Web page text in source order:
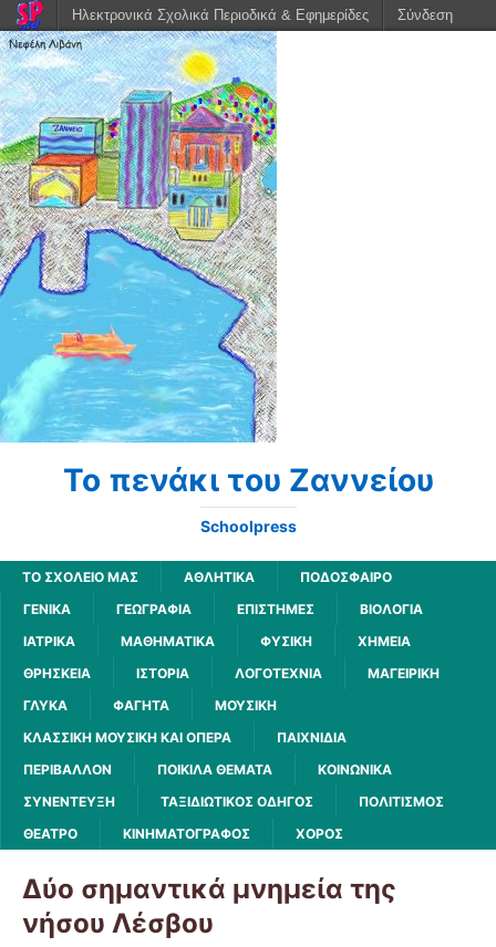
Το πενάκι του Ζαννείου
Schoolpress
ΤΟ ΣΧΟΛΕΙΟ ΜΑΣ ΑΘΛΗΤΙΚΆ
ΠΟΔΌΣΦΑΙΡΟ
ΓΕΝΙΚΆ
ΓΕΩΓΡΑΦΊΑ ΕΠΙΣΤΉΜΕΣ
ΒΙΟΛΟΓΊΑ
ΙΑΤΡΙΚΆ
ΜΑΘΗΜΑΤΙΚΆ ΦΥΣΙΚΉ
ΧΗΜΕΊΑ
ΘΡΗΣΚΕΊΑ
ΙΣΤΟΡΊΑ ΛΟΓΟΤΕΧΝΊΑ
ΜΑΓΕΙΡΙΚΉ
ΓΛΥΚΆ
ΦΑΓΗΤΆ
ΜΟΥΣΙΚΉ
ΚΛΑΣΣΙΚΉ ΜΟΥΣΙΚΉ ΚΑΙ ΌΠΕΡΑ
ΠΑΙΧΝΊΔΙΑ
ΠΕΡΙΒΆΛΛΟΝ
ΠΟΙΚΊΛΑ ΘΈΜΑΤΑ
ΚΟΙΝΩΝΙΚΆ
ΣΥΝΈΝΤΕΥΞΗ
ΤΑΞΙΔΙΩΤΙΚΌΣ ΟΔΗΓΌΣ
ΠΟΛΙΤΙΣΜΌΣ
ΘΈΑΤΡΟ
ΚΙΝΗΜΑΤΟΓΡΆΦΟΣ ΧΟΡΌΣ
Δύο σημαντικά μνημεία της
νήσου Λέσβου
Ηλεκτρονικά Σχολικά Περιοδικά & Εφημερίδες Σύνδεση